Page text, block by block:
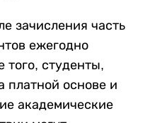
зачисления часть
ежегодно
того, студенты,
платной основе и
академические